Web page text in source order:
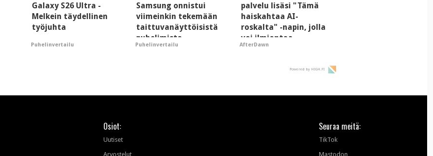
Galaxy S26 Ultra -
Melkein täydellinen
työjuhta
Puhelinvertailu
Samsung onnistui
viimeinkin tekemään
taittuvanäyttöisistä
puhelimista
supersuosittuja
Puhelinvertailu
palvelu lisäsi "Tämä
haiskahtaa AI-
roskalta" -napin, jolla
voi ilmiantaa
tekoälytauhkan
AfterDawn
Powered by HIGH.FI
Osiot:
Uutiset
Arvostelut
Seuraa meitä:
TikTok
Mastodon